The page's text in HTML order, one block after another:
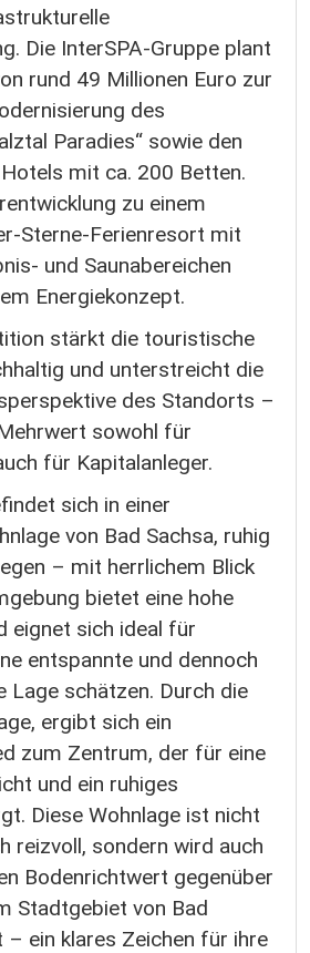
Die InterSPA-Gruppe plant
rund 49 Millionen Euro zur
des
Paradies“ sowie den
Hotels mit ca. 200 Betten.
zu einem
Sterne-Ferienresort mit
und Saunabereichen
Energiekonzept.
stärkt die touristische
und unterstreicht die
des Standorts –
sowohl für
für Kapitalanleger.
sich in einer
von Bad Sachsa, ruhig
– mit herrlichem Blick
bietet eine hohe
eignet sich ideal für
entspannte und dennoch
Lage schätzen. Durch die
ergibt sich ein
zum Zentrum, der für eine
und ein ruhiges
Diese Wohnlage ist nicht
reizvoll, sondern wird auch
Bodenrichtwert gegenüber
Stadtgebiet von Bad
ein klares Zeichen für ihre